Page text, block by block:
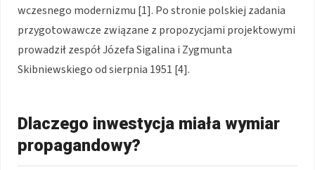
wczesnego modernizmu [1]. Po stronie polskiej zadania
przygotowawcze związane z propozycjami projektowymi
prowadził zespół Józefa Sigalina i Zygmunta
Skibniewskiego od sierpnia 1951 [4].
Dlaczego inwestycja miała wymiar
propagandowy?